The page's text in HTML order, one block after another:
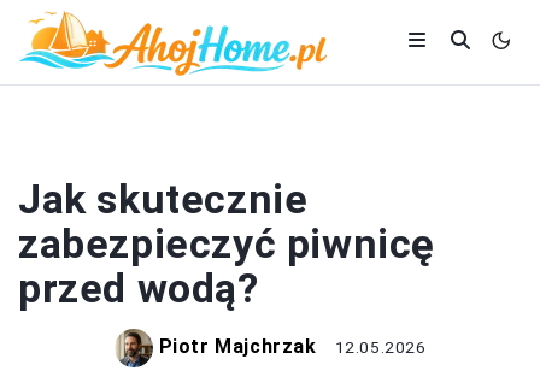
Jak skutecznie
zabezpieczyć piwnicę
przed wodą?
Piotr Majchrzak 12.05.2026